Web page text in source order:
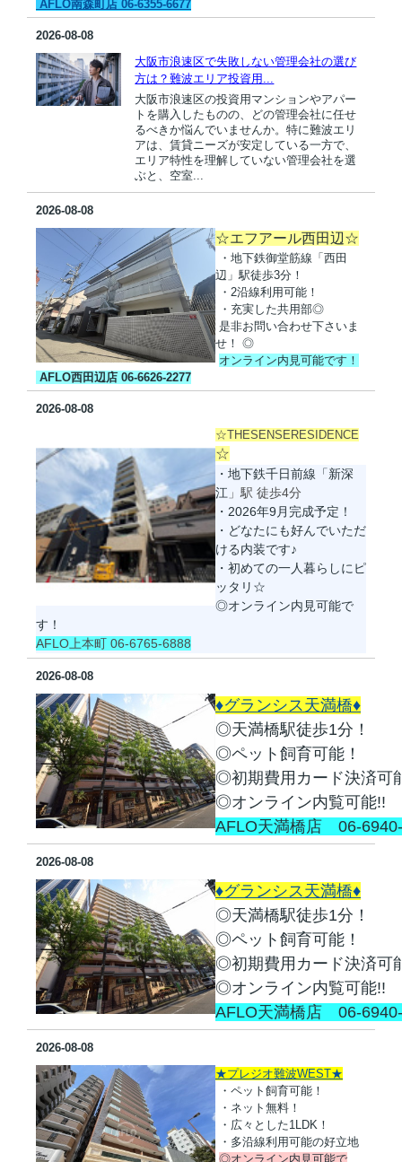
AFLO南森町店 06-6355-6677
2026-08-08
大阪市浪速区で失敗しない管理会社の選び
方は？難波エリア投資用...
大阪市浪速区の投資用マンションやアパー
トを購入したものの、どの管理会社に任せ
るべきか悩んでいませんか。特に難波エリ
アは、賃貸ニーズが安定している一方で、
エリア特性を理解していない管理会社を選
ぶと、空室...
2026-08-08
☆エフアール西田辺☆
・地下鉄御堂筋線「西田
辺」駅徒歩3分！
・2沿線利用可能！
・充実した共用部◎
是非お問い合わせ下さいま
せ！ ◎
オンライン内見可能です！
AFLO西田辺店 06-6626-2277
2026-08-08
☆THESENSERESIDENCE
☆
・地下鉄千日前線「新深
江 」駅 徒歩4分
・2026年9月完成予定！
・どなたにも好んでいただ
ける内装です♪
・初めての一人暮らしにピ
ッタリ ☆
◎オンライン内見可能で
す！
AFLO上本町 06-6765-6888
2026-08-08
♦グランシス天満橋♦
◎天満橋駅徒歩1分！
◎ペット飼育可能！
◎初期費用カード決済可
◎オンライン内覧可能!!
AFLO天満橋店　06-
2026-08-08
♦グランシス天満橋♦
◎天満橋駅徒歩1分！
◎ペット飼育可能！
◎初期費用カード決済可
◎オンライン内覧可能!!
AFLO天満橋店　06-
2026-08-08
★プレジオ難波WEST★
・ペット飼育可能！
・ネット無料！
・広々とした1LDK！
・多沿線利用可能の好立地
◎オンライン内見可能で